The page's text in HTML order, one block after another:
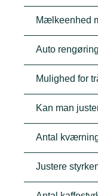
Mælkeenhed
Auto
Mulighed for
Kan man
Antal
Justere